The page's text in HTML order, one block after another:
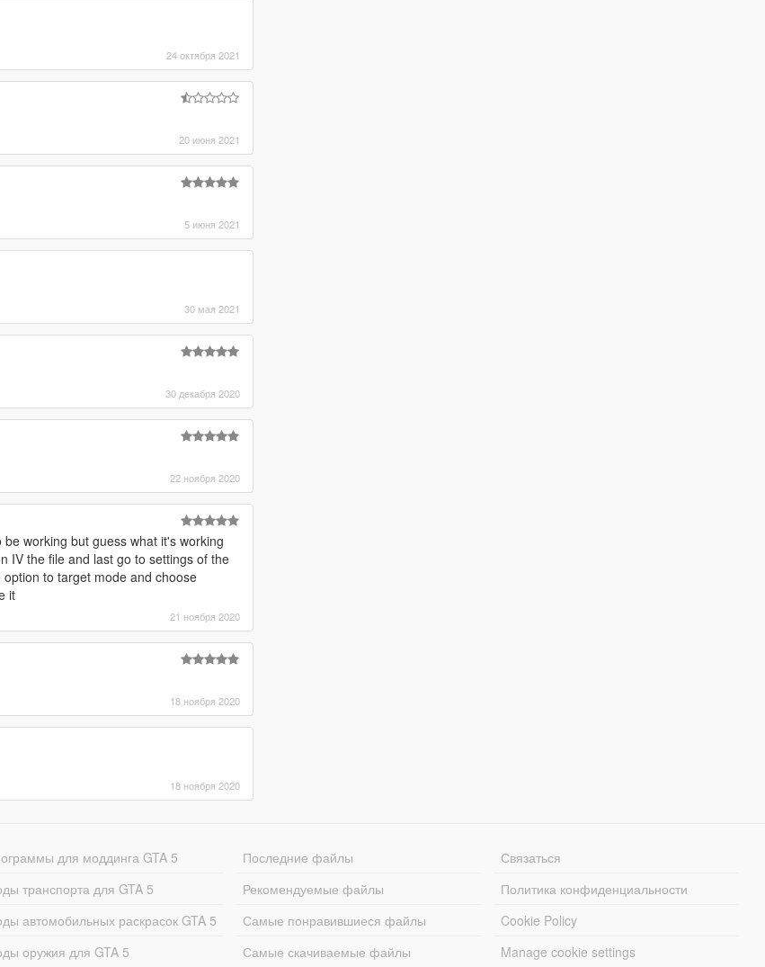
24 октября 2021
20 июня 2021
5 июня 2021
30 мая 2021
30 декабря 2020
22 ноября 2020
working but guess what it's working
IV the file and last go to settings of the
to target mode and choose
it
21 ноября 2020
18 ноября 2020
18 ноября 2020
для моддинга GTA 5
транспорта для GTA 5
автомобильных раскрасок GTA 5
оружия для GTA 5
Последние файлы
Рекомендуемые файлы
Самые понравившиеся файлы
Самые скачиваемые файлы
Связаться
Политика конфиденциальности
Cookie Policy
Manage cookie settings